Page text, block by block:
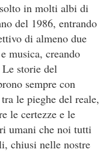
in molti albi di
del 1986, entrando
di almeno due
musica, creando
storie del
sempre con
le pieghe del reale,
le certezze e le
umani che noi tutti
chiusi nelle nostre